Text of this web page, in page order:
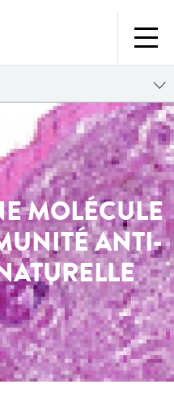
MOLÉCULE
ANTI-